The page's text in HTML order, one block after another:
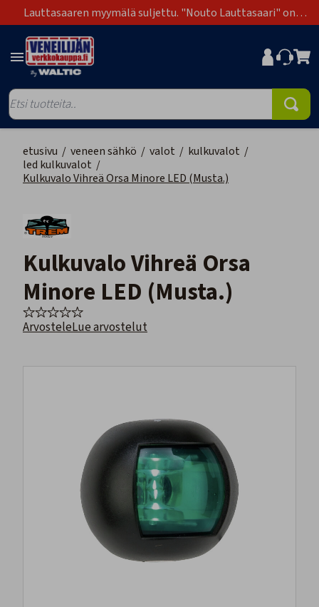
Lauttasaaren myymälä suljettu. "Nouto Lauttasaari" on
poistunut toimitustapavaihtoehdoista.
etusivu / veneen sähkö / valot / kulkuvalot /
led kulkuvalot /
Kulkuvalo Vihreä Orsa Minore LED (Musta.)
Kulkuvalo Vihreä Orsa
Minore LED (Musta.)
ArvosteleLue arvostelut